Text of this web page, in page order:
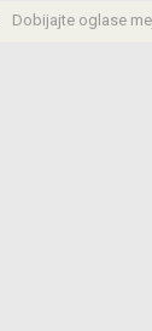
Dobijajte oglase